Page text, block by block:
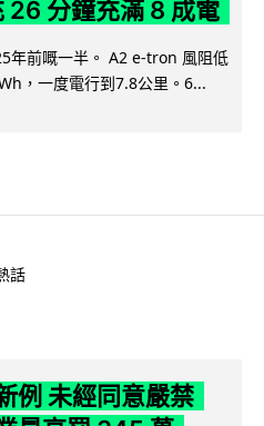
分鐘充滿 8 成電
年前嘅一半。 A2 e-tron 風阻低
，一度電行到7.8公里。6...
話
例 未經同意嚴禁